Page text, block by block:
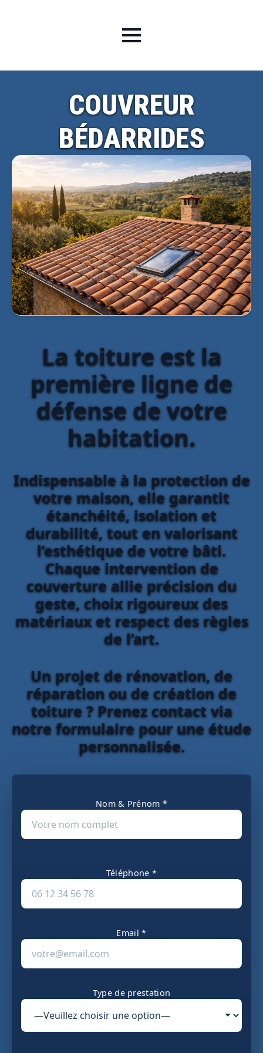
COUVREUR
BÉDARRIDES
La toiture est la
première ligne de
défense de votre
habitation.
Indispensable à la protection de
votre maison, elle garantit
étanchéité, isolation et
durabilité, tout en valorisant
l’esthétique de votre bâti.
Chaque intervention de
couverture allie précision du
geste, choix rigoureux des
matériaux et respect des règles
de l’art.
Un projet de rénovation, de
réparation ou de création de
toiture ? Prenez contact via
notre formulaire pour une étude
personnalisée.
Nom & Prénom *
Téléphone *
Email *
Type de prestation